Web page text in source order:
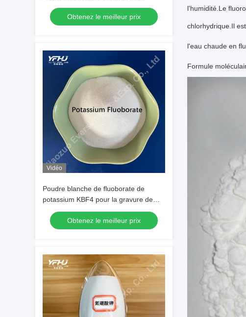
d'aluminium
Obtenez le meilleur prix
Vidéo
Poudre blanche de fluoborate de
potassium KBF4 pour la gravure de
texture des alliages d'aluminium
Obtenez le meilleur prix
l'humidité.Le
chlorhydrique.Il
l'eau chaude en
Formule